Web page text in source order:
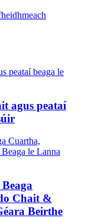
agus peataí
Chait &
Beirthe